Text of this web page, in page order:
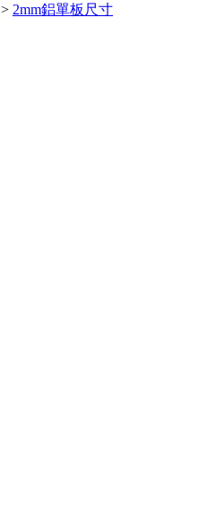
> 2mm鋁單板尺寸